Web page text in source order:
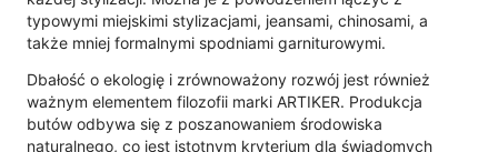
typowymi miejskimi stylizacjami, jeansami, chinosami, a
także mniej formalnymi spodniami garniturowymi.
Dbałość o ekologię i zrównoważony rozwój jest również
ważnym elementem filozofii marki ARTIKER. Produkcja
butów odbywa się z poszanowaniem środowiska
naturalnego, co jest istotnym kryterium dla świadomych